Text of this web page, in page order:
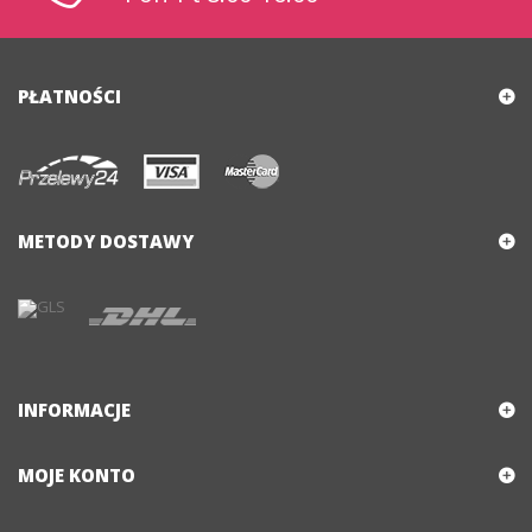
PŁATNOŚCI
METODY DOSTAWY
INFORMACJE
MOJE KONTO